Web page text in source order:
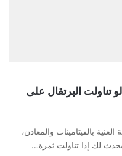
البرتقال على
بالفيتامينات والمعادن،
لك إذا تناولت ثمرة…